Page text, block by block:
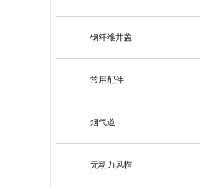
钢纤维井盖
常用配件
烟气道
无动力风帽